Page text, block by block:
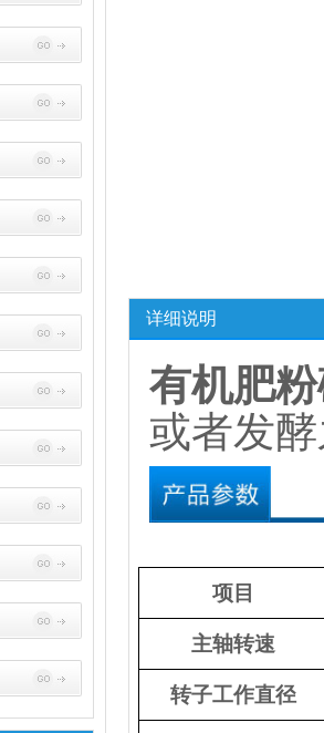
详细说明
有机肥
或者发
项目
主轴转速
转子工作直径